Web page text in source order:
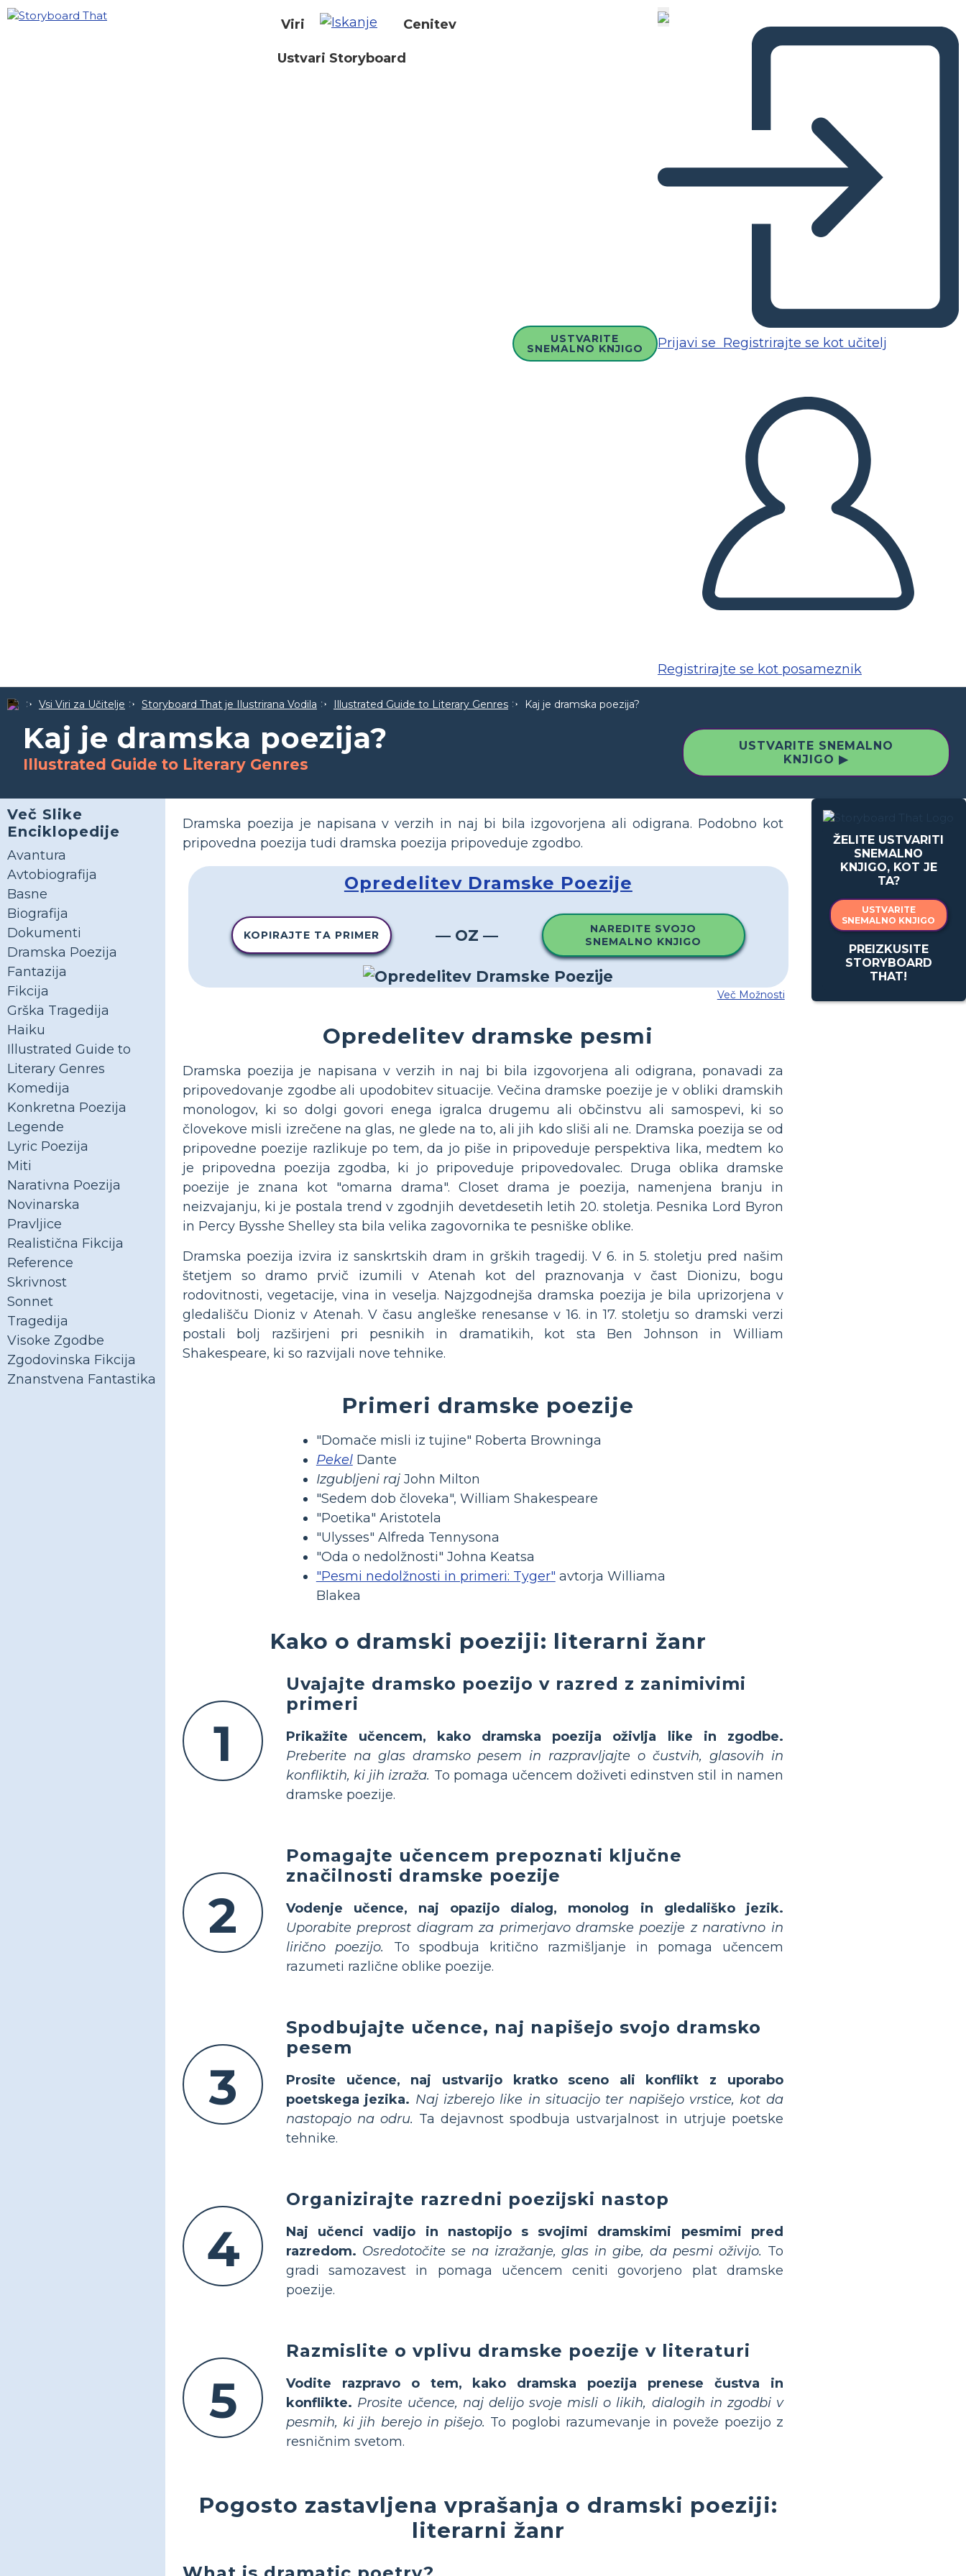
Viri Cenitev
Ustvari Storyboard
USTVARITE
SNEMALNO KNJIGO Prijavi se Registrirajte se kot učitelj
Registrirajte se kot posameznik
Vsi Viri za Učitelje Storyboard That je Ilustrirana Vodila Illustrated Guide to Literary Genres Kaj je dramska poezija?
Kaj je dramska poezija?
Illustrated Guide to Literary Genres
USTVARITE SNEMALNO
KNJIGO ▶
Več Slike
Enciklopedije
Avantura
Avtobiografija
Basne
Biografija
Dokumenti
Dramska Poezija
Fantazija
Fikcija
Grška Tragedija
Haiku
Illustrated Guide to
Literary Genres
Komedija
Konkretna Poezija
Legende
Lyric Poezija
Miti
Narativna Poezija
Novinarska
Pravljice
Realistična Fikcija
Reference
Skrivnost
Sonnet
Tragedija
Visoke Zgodbe
Zgodovinska Fikcija
Znanstvena Fantastika
ŽELITE USTVARITI
SNEMALNO
KNJIGO, KOT JE
TA?
USTVARITE
SNEMALNO KNJIGO
PREIZKUSITE
STORYBOARD
THAT!
Dramska poezija je napisana v verzih in naj bi bila izgovorjena ali odigrana. Podobno kot
pripovedna poezija tudi dramska poezija pripoveduje zgodbo.
Opredelitev Dramske Poezije
KOPIRAJTE TA PRIMER — OZ —
NAREDITE SVOJO
SNEMALNO KNJIGO
Več Možnosti
Opredelitev dramske pesmi
Dramska poezija je napisana v verzih in naj bi bila izgovorjena ali odigrana, ponavadi za
pripovedovanje zgodbe ali upodobitev situacije. Večina dramske poezije je v obliki dramskih
monologov, ki so dolgi govori enega igralca drugemu ali občinstvu ali samospevi, ki so
človekove misli izrečene na glas, ne glede na to, ali jih kdo sliši ali ne. Dramska poezija se od
pripovedne poezije razlikuje po tem, da jo piše in pripoveduje perspektiva lika, medtem ko
je pripovedna poezija zgodba, ki jo pripoveduje pripovedovalec. Druga oblika dramske
poezije je znana kot "omarna drama". Closet drama je poezija, namenjena branju in
neizvajanju, ki je postala trend v zgodnjih devetdesetih letih 20. stoletja. Pesnika Lord Byron
in Percy Bysshe Shelley sta bila velika zagovornika te pesniške oblike.
Dramska poezija izvira iz sanskrtskih dram in grških tragedij. V 6. in 5. stoletju pred našim
štetjem so dramo prvič izumili v Atenah kot del praznovanja v čast Dionizu, bogu
rodovitnosti, vegetacije, vina in veselja. Najzgodnejša dramska poezija je bila uprizorjena v
gledališču Dioniz v Atenah. V času angleške renesanse v 16. in 17. stoletju so dramski verzi
postali bolj razširjeni pri pesnikih in dramatikih, kot sta Ben Johnson in William
Shakespeare, ki so razvijali nove tehnike.
Primeri dramske poezije
"Domače misli iz tujine" Roberta Browninga
PekelDante
Izgubljeni rajJohn Milton
"Sedem dob človeka", William Shakespeare
"Poetika" Aristotela
"Ulysses" Alfreda Tennysona
"Oda o nedolžnosti" Johna Keatsa
"Pesmi nedolžnosti in primeri: Tyger" avtorja Williama
Blakea
Kako o dramski poeziji: literarni žanr
1
Uvajajte dramsko poezijo v razred z zanimivimi
primeri
Prikažite učencem, kako dramska poezija oživlja like in zgodbe.
Preberite na glas dramsko pesem in razpravljajte o čustvih, glasovih in
konfliktih, ki jih izraža. To pomaga učencem doživeti edinstven stil in namen
dramske poezije.
2
Pomagajte učencem prepoznati ključne
značilnosti dramske poezije
Vodenje učence, naj opazijo dialog, monolog in gledališko jezik.
Uporabite preprost diagram za primerjavo dramske poezije z narativno in
lirično poezijo.
To spodbuja kritično razmišljanje in pomaga učencem
razumeti različne oblike poezije.
3
Spodbujajte učence, naj napišejo svojo dramsko
pesem
Prosite učence, naj ustvarijo kratko sceno ali konflikt z uporabo
poetskega jezika. Naj izberejo like in situacijo ter napišejo vrstice, kot da
nastopajo na odru. Ta dejavnost spodbuja ustvarjalnost in utrjuje poetske
tehnike.
4
Organizirajte razredni poezijski nastop
Naj učenci vadijo in nastopijo s svojimi dramskimi pesmimi pred
razredom. Osredotočite se na izražanje, glas in gibe, da pesmi oživijo. To
gradi samozavest in pomaga učencem ceniti govorjeno plat dramske
poezije.
5
Razmislite o vplivu dramske poezije v literaturi
Vodite razpravo o tem, kako dramska poezija prenese čustva in
konflikte. Prosite učence, naj delijo svoje misli o likih, dialogih in zgodbi v
pesmih, ki jih berejo in pišejo. To poglobi razumevanje in poveže poezijo z
resničnim svetom.
Pogosto zastavljena vprašanja o dramski poeziji:
literarni žanr